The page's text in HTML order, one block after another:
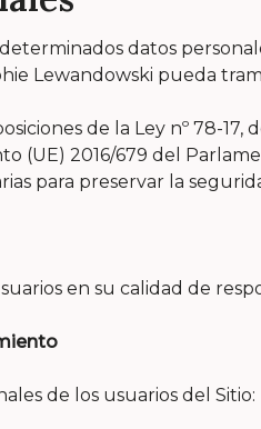
datos
Lewandowski pueda
de la Ley nº 78-17,
(UE) 2016/679 del
para preservar la
en su calidad de
de los usuarios del Sitio: